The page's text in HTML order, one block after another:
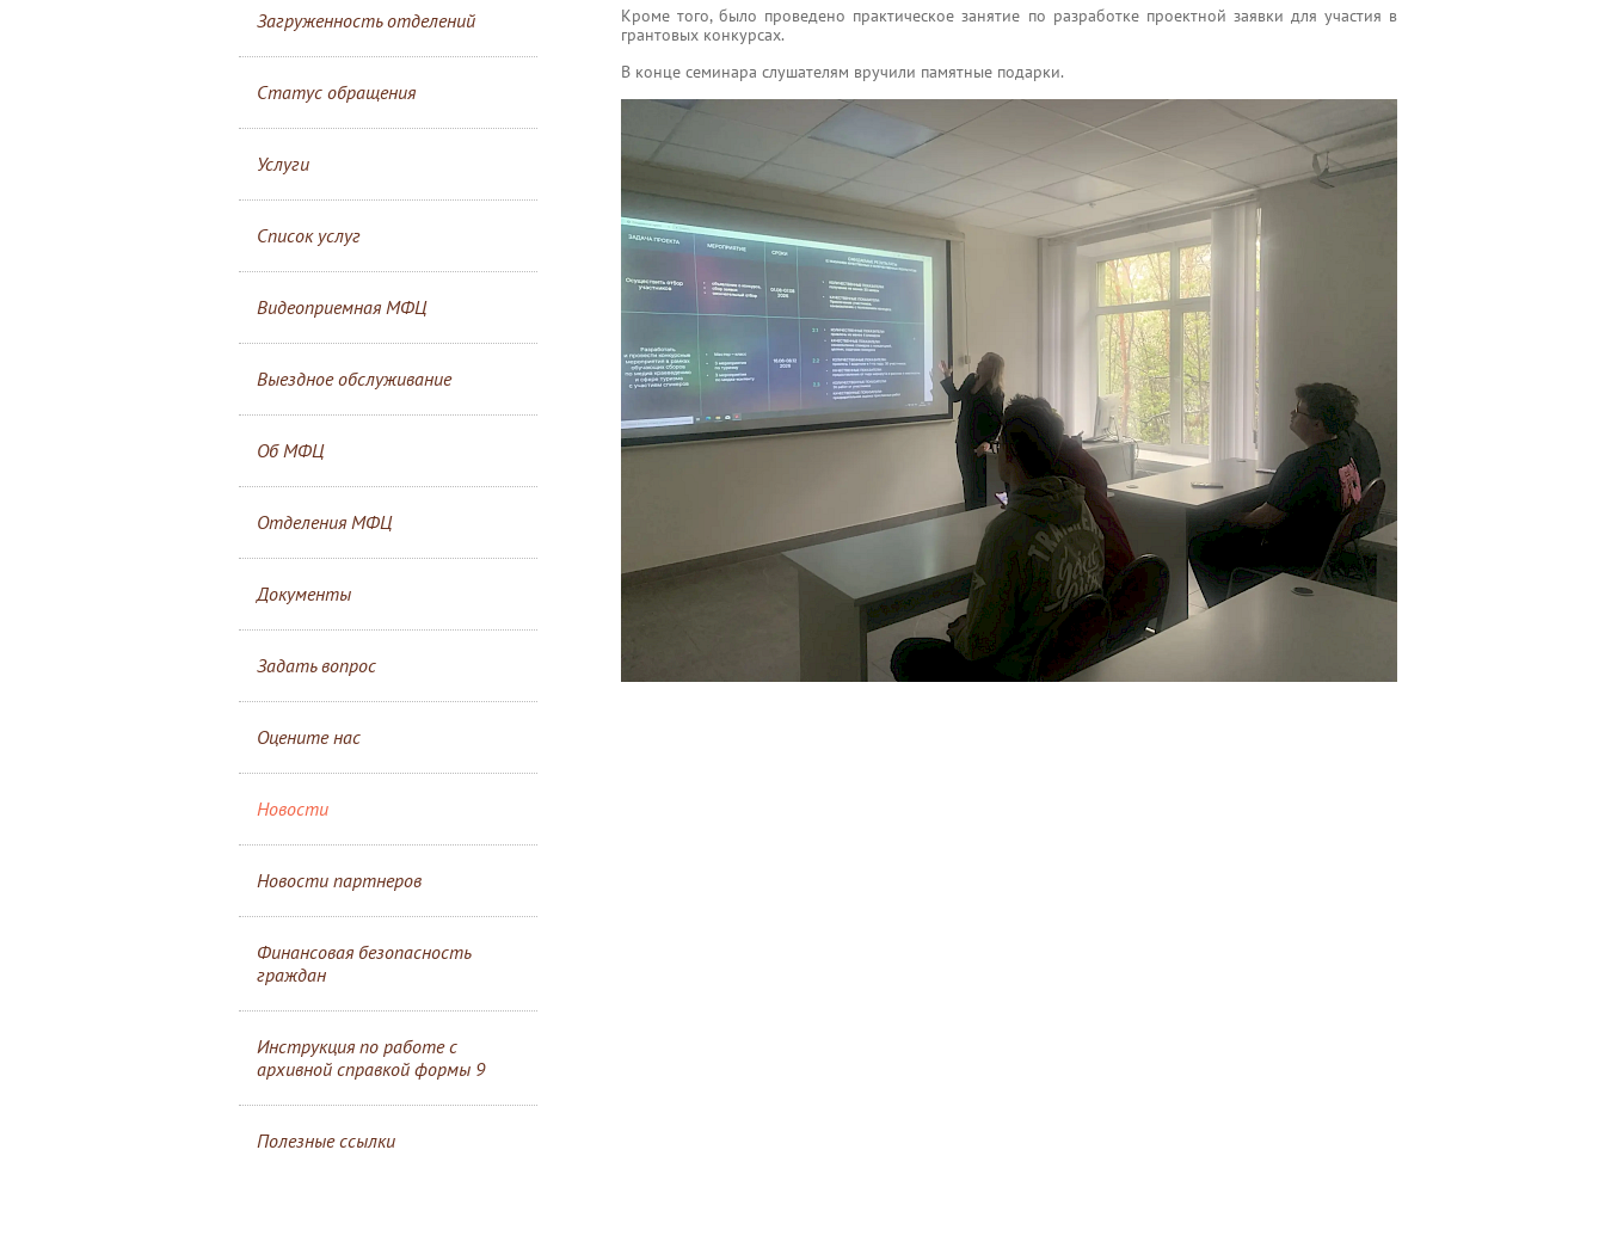
Загруженность отделений
Статус обращения
Услуги
Список услуг
Видеоприемная МФЦ
Выездное обслуживание
Об МФЦ
Отделения МФЦ
Документы
Задать вопрос
Оцените нас
Новости
Новости партнеров
Финансовая безопасность
граждан
Инструкция по работе с
архивной справкой формы 9
Полезные ссылки
Кроме того, было проведено практическое занятие по разработке проектной заявки для участия в
грантовых конкурсах.
В конце семинара слушателям вручили памятные подарки.